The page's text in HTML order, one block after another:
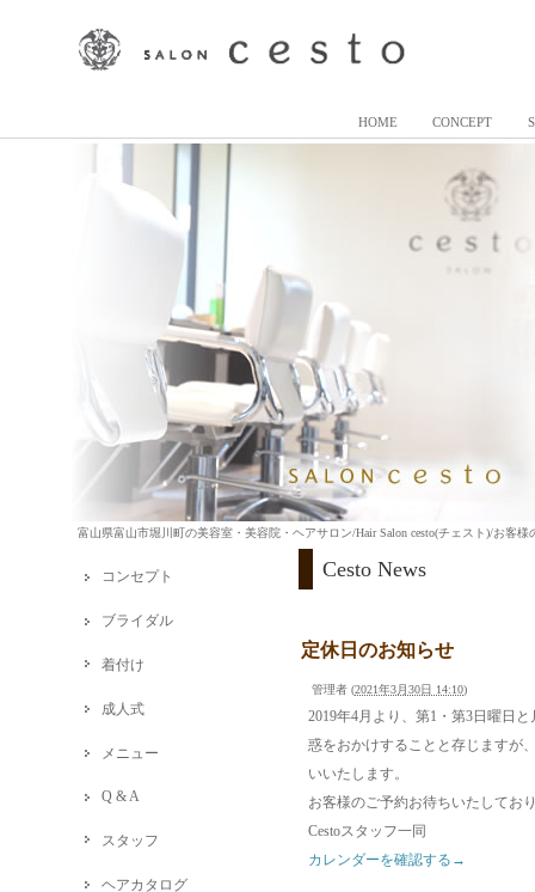
富山県富山市堀川町の美容室・美容院・ヘアサロン/Hair Salon cesto(チェスト)/お客
HOME CONCEPT
Cesto News
定休日のお知らせ
管理者 (2021年3月30日 14:10)
2019年4月より、第1・第3日曜日
惑をおかけすることと存じますが
いいたします。
お客様のご予約お待ちいたしてお
Cestoスタッフ一同
カレンダーを確認する→
コンセプト
ブライダル
着付け
成人式
メニュー
Q & A
スタッフ
ヘアカタログ